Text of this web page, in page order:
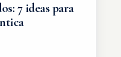
7 ideas para